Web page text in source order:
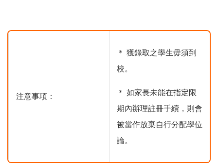
注意事項：
＊ 獲錄取之學生毋須到
校。
＊ 如家長未能在指定限
期內辦理註冊手續，則會
被當作放棄自行分配學位
論。